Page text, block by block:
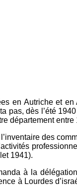
en Autriche et
pas, dès l’été
département entre
des
1941).
à la
à Lourdes